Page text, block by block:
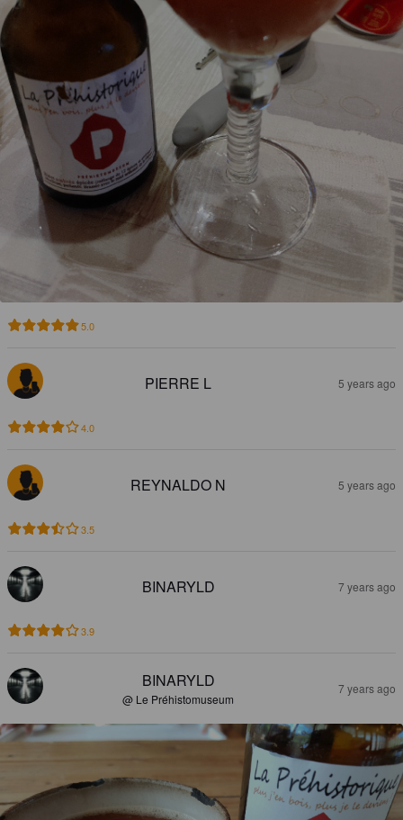
5.0
PIERRE L 5 years ago
4.0
REYNALDO N 5 years ago
3.5
BINARYLD 7 years ago
3.9
BINARYLD
@ Le Préhistomuseum
7 years ago